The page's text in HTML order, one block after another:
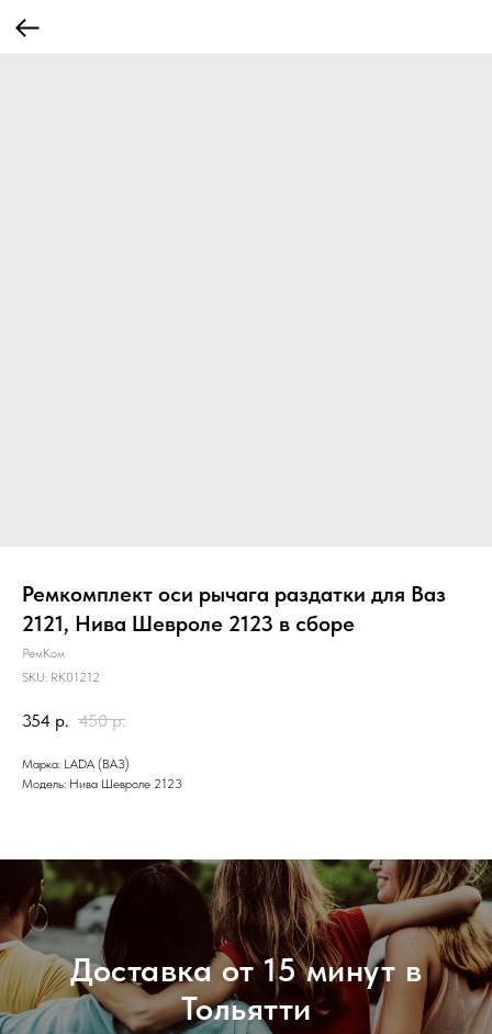
Ремкомплект оси рычага раздатки для Ваз
2121, Нива Шевроле 2123 в сборе
РемКом
SKU: RK01212
354 р. 450 р.
Марка: LADA (ВАЗ)
Модель: Нива Шевроле 2123
Доставка от 15 минут в
Тольятти